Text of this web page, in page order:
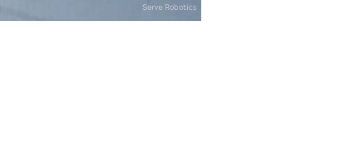
Serve Robotics